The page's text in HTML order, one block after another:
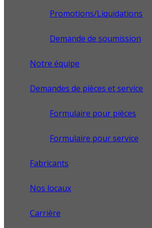
Promotions/Liquidations
Demande de soumission
Notre équipe
Demandes de pièces et service
Formulaire pour pièces
Formulaire pour service
Fabricants
Nos locaux
Carrière